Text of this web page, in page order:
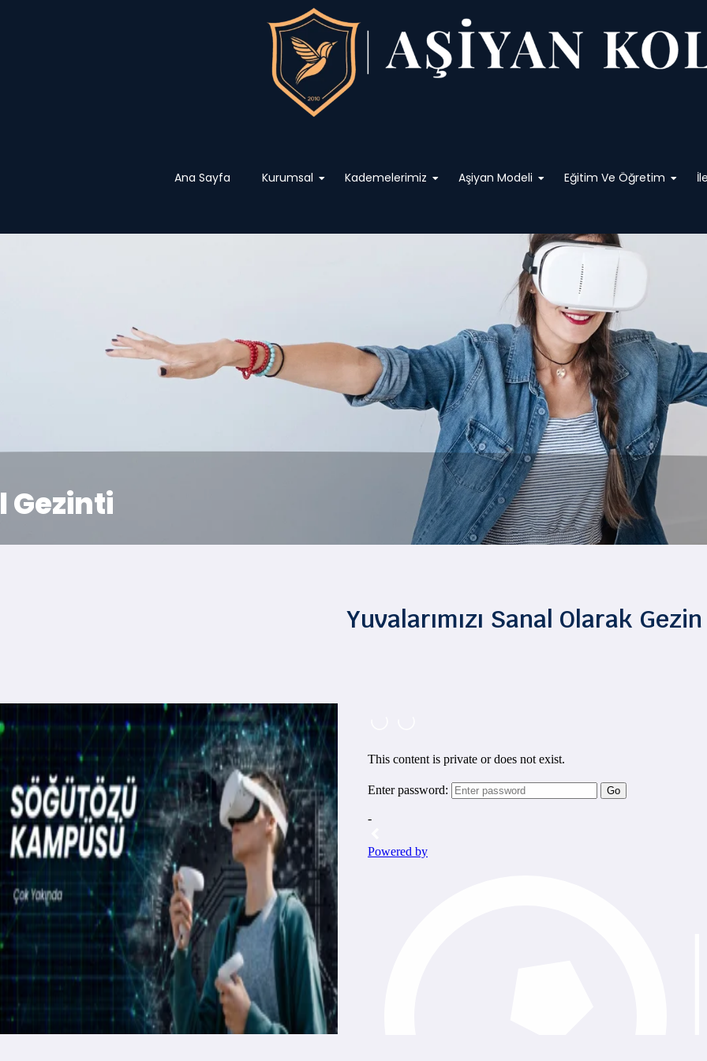
Ana Sayfa Kurumsal Kademelerimiz Aşiyan Modeli Eğitim Ve Öğretim
360tour
Gezinti
Yuvalarımızı Sanal Olarak Gezin